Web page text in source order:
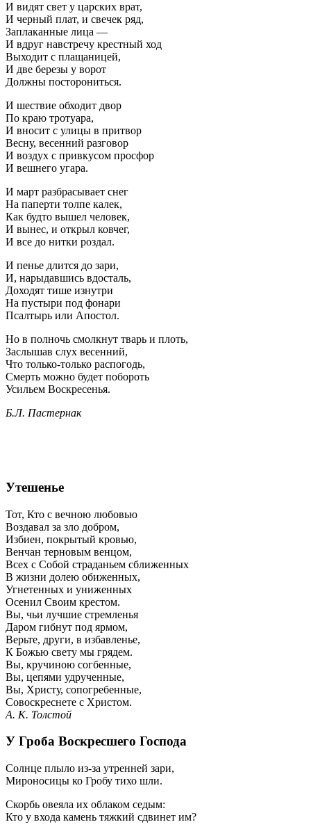
И видят свет у царских врат,
И черный плат, и свечек ряд,
Заплаканные лица —
И вдруг навстречу крестный ход
Выходит с плащаницей,
И две березы у ворот
Должны посторониться.
И шествие обходит двор
По краю тротуара,
И вносит с улицы в притвор
Весну, весенний разговор
И воздух с привкусом просфор
И вешнего угара.
И март разбрасывает снег
На паперти толпе калек,
Как будто вышел человек,
И вынес, и открыл ковчег,
И все до нитки роздал.
И пенье длится до зари,
И, нарыдавшись вдосталь,
Доходят тише изнутри
На пустыри под фонари
Псалтырь или Апостол.
Но в полночь смолкнут тварь и плоть,
Заслышав слух весенний,
Что только-только распогодь,
Смерть можно будет побороть
Усильем Воскресенья.
Б.Л. Пастернак
Утешенье
Тот, Кто с вечною любовью
Воздавал за зло добром,
Избиен, покрытый кровью,
Венчан терновым венцом,
Всех с Собой страданьем сближенных
В жизни долею обиженных,
Угнетенных и униженных
Осенил Своим крестом.
Вы, чьи лучшие стремленья
Даром гибнут под ярмом,
Верьте, други, в избавленье,
К Божью свету мы грядем.
Вы, кручиною согбенные,
Вы, цепями удрученные,
Вы, Христу, сопогребенные,
Совоскреснете с Христом.
А. К. Толстой
У Гроба Воскресшего Господа
Солнце плыло из-за утренней зари,
Мироносицы ко Гробу тихо шли.
Скорбь овеяла их облаком седым:
Кто у входа камень тяжкий сдвинет им?